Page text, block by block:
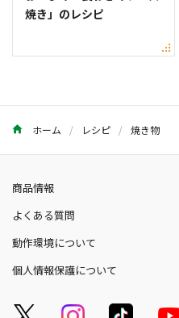
焼き」のレシピ
ホーム レシピ 焼き物
商品情報
よくある質問
動作環境について
個人情報保護について